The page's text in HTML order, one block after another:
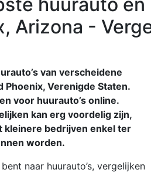
Arizona -
van verscheidene
Phoenix, Verenigde Staten.
voor huurauto’s online.
kan erg voordelig zijn,
kleinere bedrijven enkel ter
worden.
naar huurauto’s, vergelijken